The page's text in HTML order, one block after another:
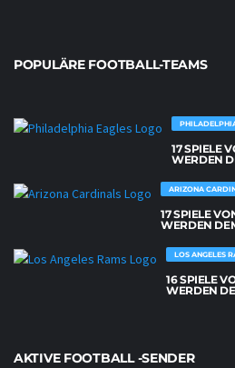
POPULÄRE FOOTBALL-TEAMS
17 SPIELE
WERDEN
ARIZONA
17 SPIELE
WERDEN
LOS ANGELES
16 SPIELE
WERDEN
AKTIVE FOOTBALL -SENDER